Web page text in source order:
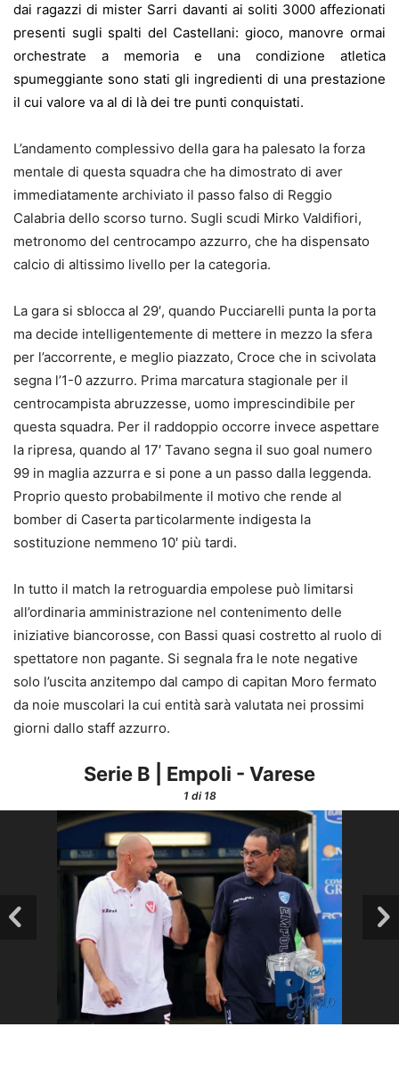
dai ragazzi di mister Sarri davanti ai soliti 3000 affezionati
presenti sugli spalti del Castellani: gioco, manovre ormai
orchestrate a memoria e una condizione atletica
spumeggiante sono stati gli ingredienti di una prestazione
il cui valore va al di là dei tre punti conquistati.
L’andamento complessivo della gara ha palesato la forza
mentale di questa squadra che ha dimostrato di aver
immediatamente archiviato il passo falso di Reggio
Calabria dello scorso turno. Sugli scudi Mirko Valdifiori,
metronomo del centrocampo azzurro, che ha dispensato
calcio di altissimo livello per la categoria.
La gara si sblocca al 29′, quando Pucciarelli punta la porta
ma decide intelligentemente di mettere in mezzo la sfera
per l’accorrente, e meglio piazzato, Croce che in scivolata
segna l’1-0 azzurro. Prima marcatura stagionale per il
centrocampista abruzzesse, uomo imprescindibile per
questa squadra. Per il raddoppio occorre invece aspettare
la ripresa, quando al 17′ Tavano segna il suo goal numero
99 in maglia azzurra e si pone a un passo dalla leggenda.
Proprio questo probabilmente il motivo che rende al
bomber di Caserta particolarmente indigesta la
sostituzione nemmeno 10′ più tardi.
In tutto il match la retroguardia empolese può limitarsi
all’ordinaria amministrazione nel contenimento delle
iniziative biancorosse, con Bassi quasi costretto al ruolo di
spettatore non pagante. Si segnala fra le note negative
solo l’uscita anzitempo dal campo di capitan Moro fermato
da noie muscolari la cui entità sarà valutata nei prossimi
giorni dallo staff azzurro.
Serie B | Empoli - Varese
1di 18